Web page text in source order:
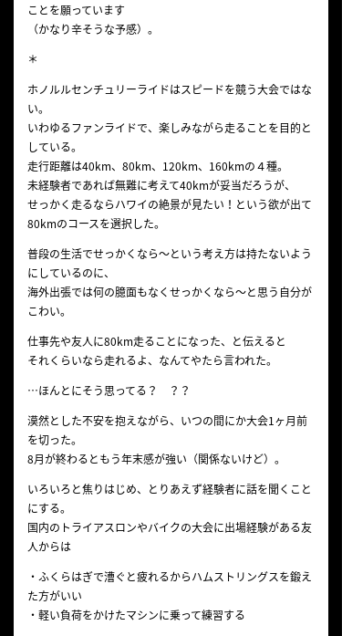
ことを願っています
（かなり辛そうな予感）。
＊
ホノルルセンチュリーライドはスピードを競う大会ではな
い。
いわゆるファンライドで、楽しみながら走ることを目的と
している。
走行距離は40km、80km、120km、160kmの４種。
未経験者であれば無難に考えて40kmが妥当だろうが、
せっかく走るならハワイの絶景が見たい！という欲が出て
80kmのコースを選択した。
普段の生活でせっかくなら〜という考え方は持たないよう
にしているのに、
海外出張では何の臆面もなくせっかくなら〜と思う自分が
こわい。
仕事先や友人に80km走ることになった、と伝えると
それくらいなら走れるよ、なんてやたら言われた。
…ほんとにそう思ってる？ ？？
漠然とした不安を抱えながら、いつの間にか大会1ヶ月前
を切った。
8月が終わるともう年末感が強い（関係ないけど）。
いろいろと焦りはじめ、とりあえず経験者に話を聞くこと
にする。
国内のトライアスロンやバイクの大会に出場経験がある友
人からは
・ふくらはぎで漕ぐと疲れるからハムストリングスを鍛え
た方がいい
・軽い負荷をかけたマシンに乗って練習する